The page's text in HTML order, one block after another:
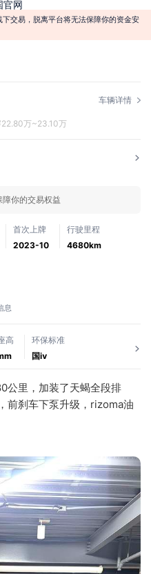
官网
交易，脱离平台将无法保障你的资金安
车辆详情
万~23.10万
你的交易权益
首次上牌
2023-10
行驶里程
4680km
息
高
环保标准
国ⅳ
公里，加装了天蝎全段排
前刹车下泵升级，rizoma油